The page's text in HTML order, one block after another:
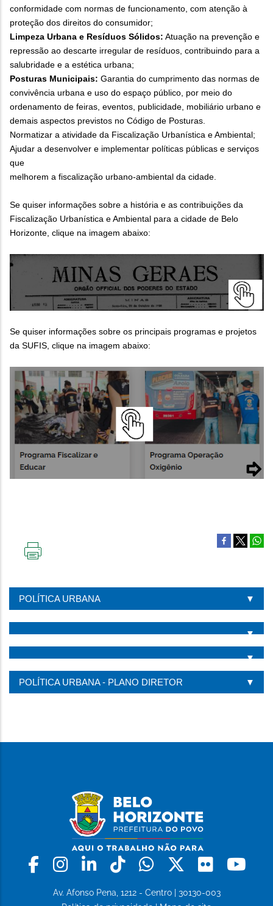
conformidade com normas de funcionamento, com atenção à
proteção dos direitos do consumidor;
Limpeza Urbana e Resíduos Sólidos: Atuação na prevenção e
repressão ao descarte irregular de resíduos, contribuindo para a
salubridade e a estética urbana;
Posturas Municipais: Garantia do cumprimento das normas de
convivência urbana e uso do espaço público, por meio do
ordenamento de feiras, eventos, publicidade, mobiliário urbano e
demais aspectos previstos no Código de Posturas.
Normatizar a atividade da Fiscalização Urbanística e Ambiental;
Ajudar a desenvolver e implementar políticas públicas e serviços
que
melhorem a fiscalização urbano-ambiental da cidade.
Se quiser informações sobre a história e as contribuições da
Fiscalização Urbanística e Ambiental para a cidade de Belo
Horizonte, clique na imagem abaixo:
Se quiser informações sobre os principais programas e projetos
da SUFIS, clique na imagem abaixo:
POLÍTICA URBANA
POLÍTICA URBANA - PLANO DIRETOR
Facebook
Instagram
LinkedinTiktokWhatsapp
X Flickr
Av. Afonso Pena, 1212 - Centro | 30130-003